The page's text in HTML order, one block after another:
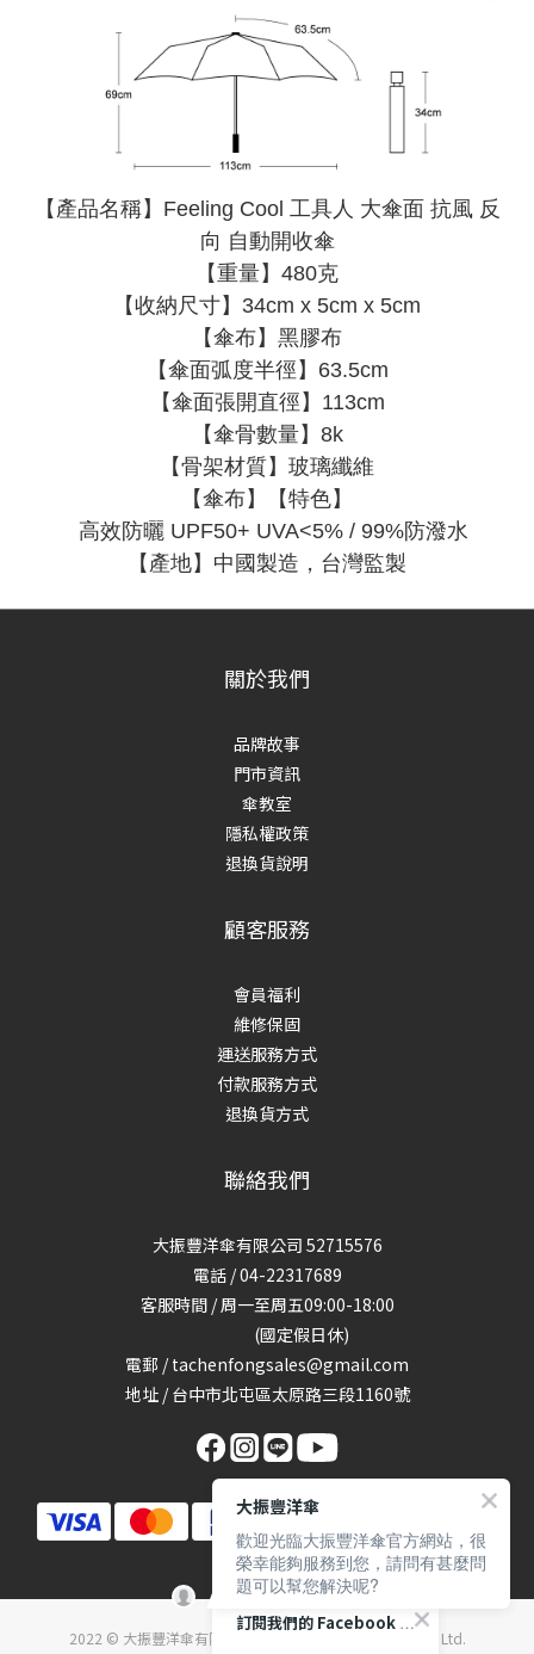
【產品名稱】Feeling Cool 工具人 大傘面 抗風 反
向 自動開收傘
【重量】480克
【收納尺寸】34cm x 5cm x 5cm
【傘布】黑膠布
【傘面弧度半徑】63.5cm
【傘面張開直徑】113cm
【傘骨數量】8k
【骨架材質】玻璃纖維
【傘布】【特色】
高效防曬 UPF50+ UVA<5% / 99%防潑水
【產地】中國製造，台灣監製
關於我們
品牌故事
門市資訊
傘教室
隱私權政策
退換貨說明
顧客服務
會員福利
維修保固
運送服務方式
付款服務方式
退換貨方式
聯絡我們
大振豐洋傘有限公司 52715576
電話 / 04-22317689
客服時間 / 周一至周五09:00-18:00
(國定假日休)
電郵 / tachenfongsales@gmail.com
地址 / 台中市北屯區太原路三段1160號
2022 © 大振豐洋傘有限公司 Ta Chen Fong umbrella Co., Ltd.
訂閱我們的 Facebook 專頁
大振豐洋傘
歡迎光臨大振豐洋傘官方網站，很
榮幸能夠服務到您，請問有甚麼問
題可以幫您解決呢?